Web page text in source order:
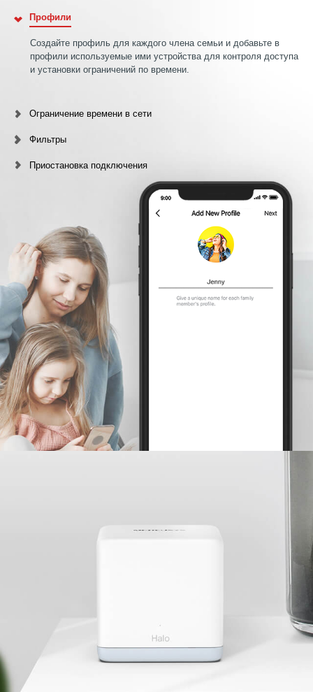
Профили
Создайте профиль для каждого члена семьи и добавьте в
профили используемые ими устройства для контроля доступа
и установки ограничений по времени.
Ограничение времени в сети
Фильтры
Приостановка подключения